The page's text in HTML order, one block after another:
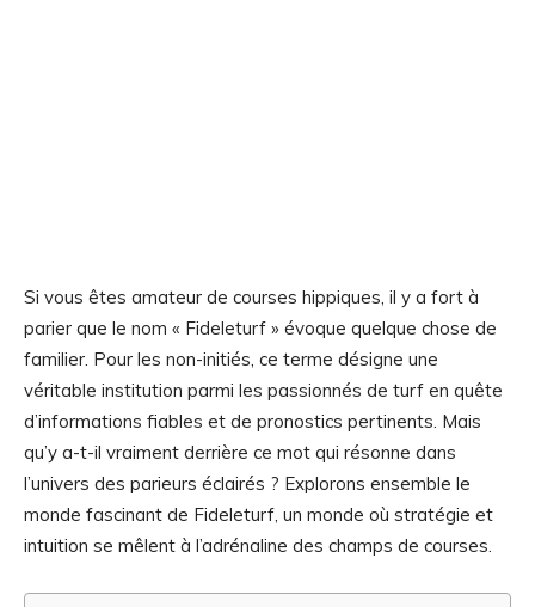
Si vous êtes amateur de courses hippiques, il y a fort à
parier que le nom « Fideleturf » évoque quelque chose de
familier. Pour les non-initiés, ce terme désigne une
véritable institution parmi les passionnés de turf en quête
d’informations fiables et de pronostics pertinents. Mais
qu’y a-t-il vraiment derrière ce mot qui résonne dans
l’univers des parieurs éclairés ? Explorons ensemble le
monde fascinant de Fideleturf, un monde où stratégie et
intuition se mêlent à l’adrénaline des champs de courses.